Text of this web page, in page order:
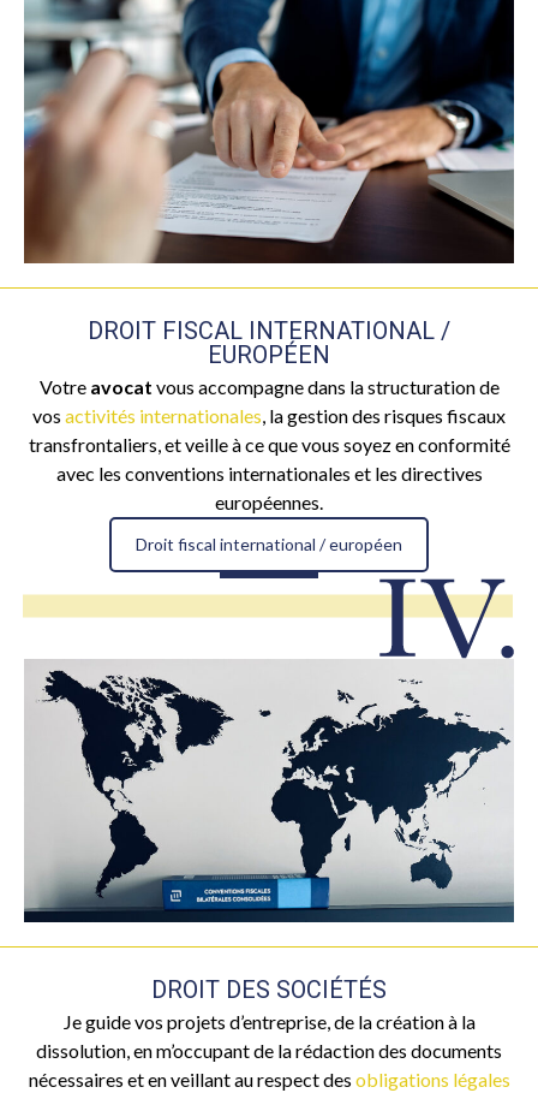
DROIT FISCAL INTERNATIONAL /
EUROPÉEN
Votre avocat vous accompagne dans la structuration de
vos activités internationales, la gestion des risques fiscaux
transfrontaliers, et veille à ce que vous soyez en conformité
avec les conventions internationales et les directives
européennes.
Droit fiscal international / européen
DROIT DES SOCIÉTÉS
Je guide vos projets d’entreprise, de la création à la
dissolution, en m’occupant de la rédaction des documents
nécessaires et en veillant au respect des obligations légales